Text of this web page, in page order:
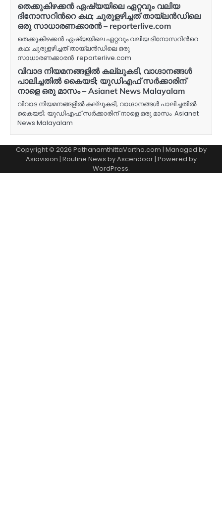
തെക്കുകിഴക്കൻ ഏഷ്യയിലെ ഏറ്റവും വലിയ
ദിനോസറിന്‍റെ കഥ; ചുരുളഴിച്ചത് തായ്‌ലൻഡിലെ
ഒരു സാധാരണക്കാരൻ – reporterlive.com
തെക്കുകിഴക്കൻ ഏഷ്യയിലെ ഏറ്റവും വലിയ ദിനോസറിന്‍റെ
കഥ; ചുരുളഴിച്ചത് തായ്‌ലൻഡിലെ ഒരു
സാധാരണക്കാരൻ reporterlive.com
വിവാദ നിയമനങ്ങളിൽ കല്ലുകടി, വാ​ഗ്ദാനങ്ങൾ
പാലിച്ചതിൽ കൈയടി; യുഡിഎഫ് സർക്കാരിന്
നാളെ ഒരു മാസം – Asianet News Malayalam
വിവാദ നിയമനങ്ങളിൽ കല്ലുകടി, വാ​ഗ്ദാനങ്ങൾ പാലിച്ചതിൽ
കൈയടി; യുഡിഎഫ് സർക്കാരിന് നാളെ ഒരു മാസം Asianet
News Malayalam
Copyright © 2026 PathanamthittaVartha.com | Managed by
Asiavision | Routine News byAscendoor| Powered by
WordPress.